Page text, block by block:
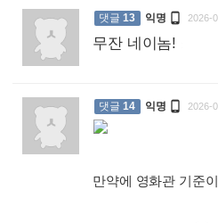
댓글 13 익명  2026-
무잔 네이놈!
댓글 14 익명  2026-
만약에 영화관 기준